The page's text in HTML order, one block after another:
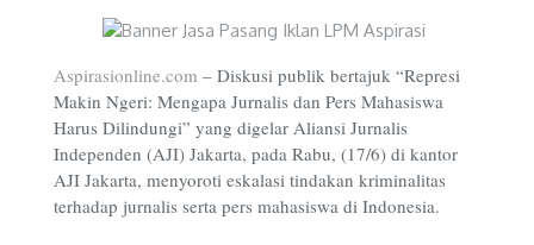
Aspirasionline.com – Diskusi publik bertajuk “Represi
Makin Ngeri: Mengapa Jurnalis dan Pers Mahasiswa
Harus Dilindungi” yang digelar Aliansi Jurnalis
Independen (AJI) Jakarta, pada Rabu, (17/6) di kantor
AJI Jakarta, menyoroti eskalasi tindakan kriminalitas
terhadap jurnalis serta pers mahasiswa di Indonesia.